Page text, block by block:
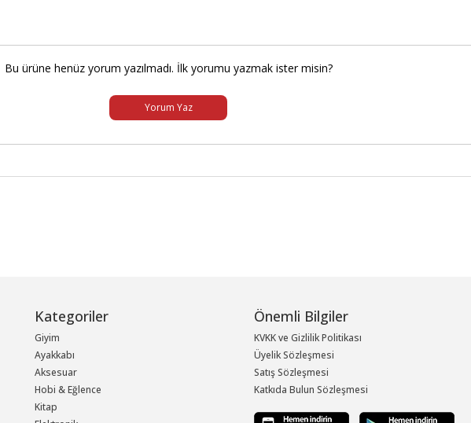
Bu ürüne henüz yorum yazılmadı. İlk yorumu yazmak ister misin?
Yorum Yaz
Kategoriler
Giyim
Ayakkabı
Aksesuar
Hobi & Eğlence
Kitap
Önemli Bilgiler
KVKK ve Gizlilik Politikası
Üyelik Sözleşmesi
Satış Sözleşmesi
Katkıda Bulun Sözleşmesi